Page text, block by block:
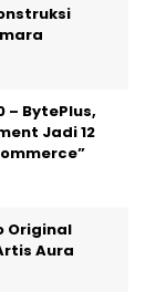
– BytePlus,
Jadi 12
Original
Aura